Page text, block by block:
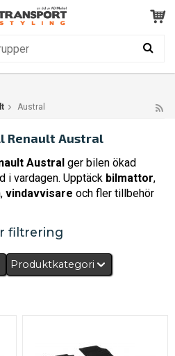
Austral
Renault Austral
Austral ger bilen ökad
i vardagen. Upptäck bilmattor,
, vindavvisare och fler tillbehör
filtrering
Produktkategori